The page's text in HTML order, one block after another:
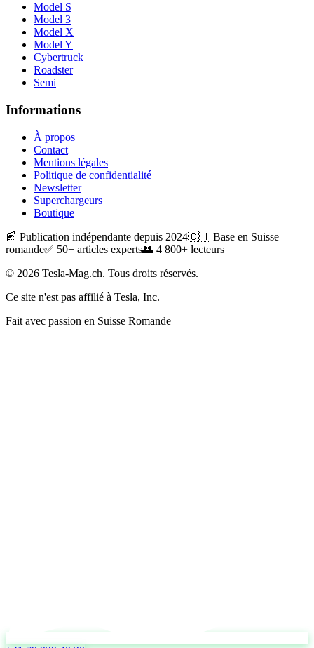
Model S
Model 3
Model X
Model Y
Cybertruck
Roadster
Semi
Informations
À propos
Contact
Mentions légales
Politique de confidentialité
Newsletter
Superchargeurs
Boutique
📰 Publication indépendante depuis 2024🇨🇭 Base en Suisse
romande✅ 50+ articles experts👥 4 800+ lecteurs
© 2026 Tesla-Mag.ch. Tous droits réservés.
Ce site n'est pas affilié à Tesla, Inc.
Fait avec passion en Suisse Romande